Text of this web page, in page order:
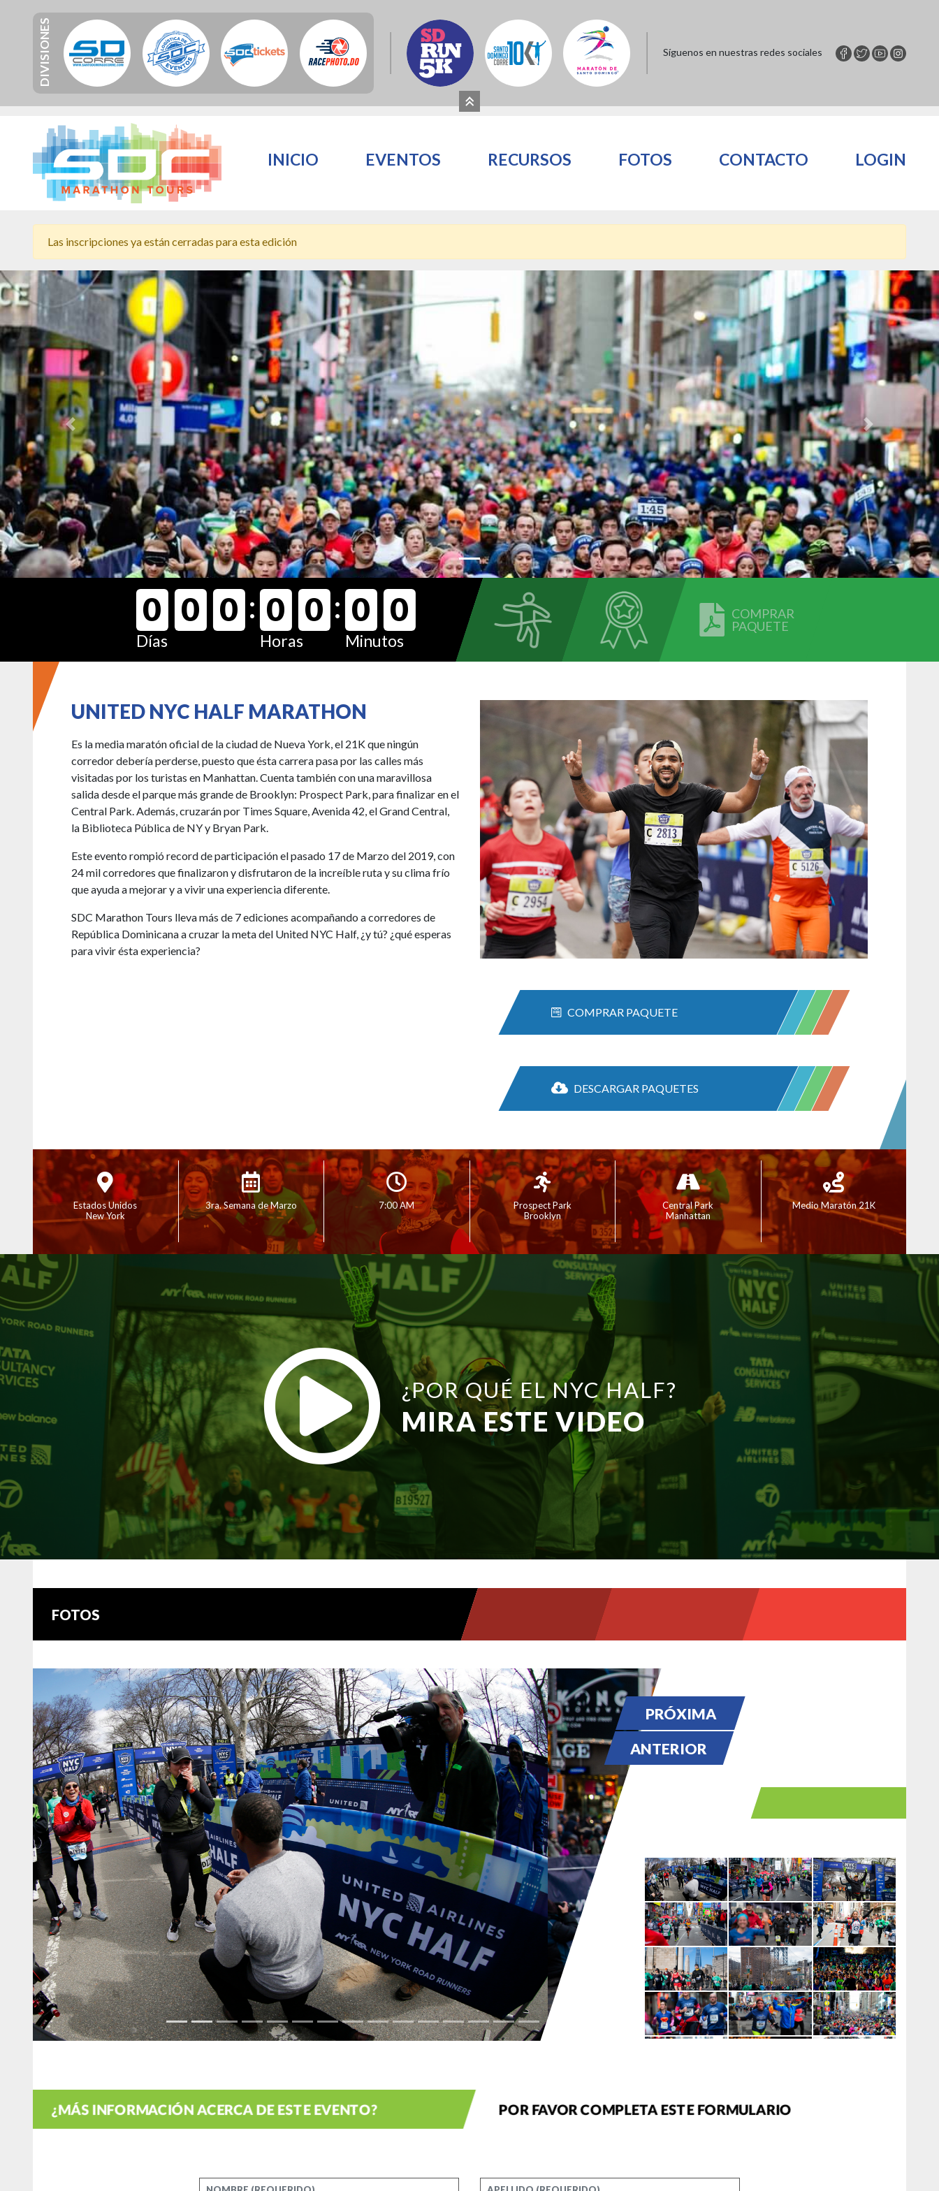
DIVISIONES Síguenos en nuestras redes sociales
INICIO EVENTOS RECURSOS FOTOS CONTACTO LOGIN
Las inscripciones ya están cerradas para esta edición
Previous Next
0 0 0
Días
: 0 0
Horas
: 0 0
Minutos
COMPRAR
PAQUETE
COMPRAR PAQUETE
DESCARGAR PAQUETES
UNITED NYC HALF MARATHON
Es la media maratón oficial de la ciudad de Nueva York, el 21K que ningún
corredor debería perderse, puesto que ésta carrera pasa por las calles más
visitadas por los turistas en Manhattan. Cuenta también con una maravillosa
salida desde el parque más grande de Brooklyn: Prospect Park, para finalizar en el
Central Park. Además, cruzarán por Times Square, Avenida 42, el Grand Central,
la Biblioteca Pública de NY y Bryan Park.
Este evento rompió record de participación el pasado 17 de Marzo del 2019, con
24 mil corredores que finalizaron y disfrutaron de la increíble ruta y su clima frío
que ayuda a mejorar y a vivir una experiencia diferente.
SDC Marathon Tours lleva más de 7 ediciones acompañando a corredores de
República Dominicana a cruzar la meta del United NYC Half, ¿y tú? ¿qué esperas
para vivir ésta experiencia?
Estados Unidos
New York
3ra. Semana de Marzo 7:00 AM
Prospect Park
Brooklyn
Central Park
Manhattan
Medio Maratón 21K
¿POR QUÉ EL NYC HALF?
MIRA ESTE VIDEO
FOTOS
PRÓXIMA
ANTERIOR
¿MÁS INFORMACIÓN ACERCA DE ESTE EVENTO? POR FAVOR COMPLETA ESTE FORMULARIO